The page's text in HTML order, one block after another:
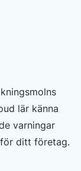
lär känna
varningar
ditt företag.